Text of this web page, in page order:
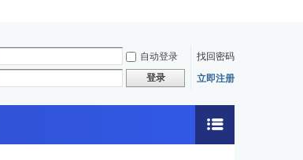
自动登录
找回密码
登录 立即注册